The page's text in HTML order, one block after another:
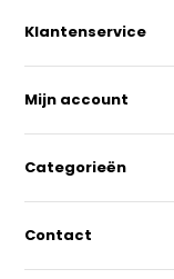
Klantenservice
Mijn account
Categorieën
Contact